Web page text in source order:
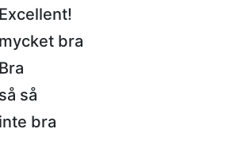
Excellent!
mycket bra
Bra
så så
inte bra